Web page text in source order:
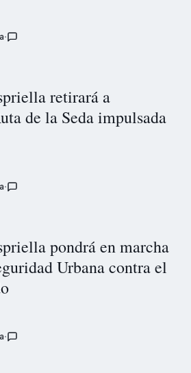
retirará a
de la Seda impulsada
pondrá en marcha
Urbana contra el